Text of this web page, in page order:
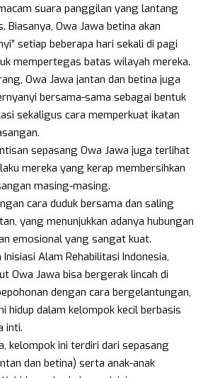
suara panggilan yang lantang
Biasanya, Owa Jawa betina akan
setiap beberapa hari sekali di pagi
mempertegas batas wilayah mereka.
Owa Jawa jantan dan betina juga
bersama-sama sebagai bentuk
sekaligus cara memperkuat ikatan
sepasang Owa Jawa juga terlihat
mereka yang kerap membersihkan
masing-masing.
cara duduk bersama dan saling
yang menunjukkan adanya hubungan
emosional yang sangat kuat.
Inisiasi Alam Rehabilitasi Indonesia,
Owa Jawa bisa bergerak lincah di
dengan cara bergelantungan,
hidup dalam kelompok kecil berbasis
inti.
kelompok ini terdiri dari sepasang
dan betina) serta anak-anak